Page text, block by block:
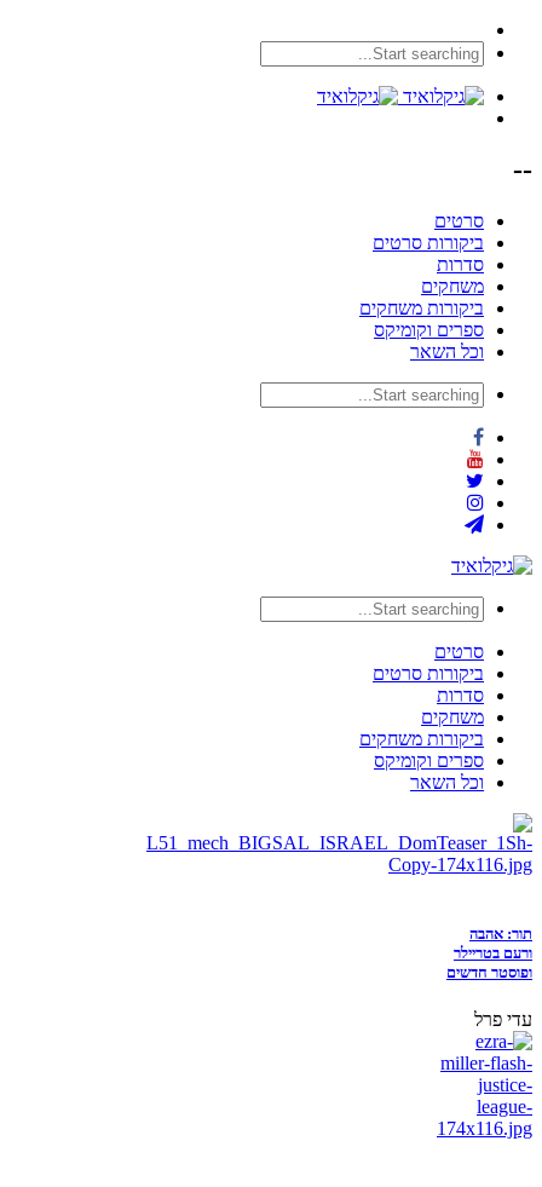
--
סרטים
ביקורות סרטים
סדרות
משחקים
ביקורות משחקים
ספרים וקומיקס
וכל השאר
סרטים
ביקורות סרטים
סדרות
משחקים
ביקורות משחקים
ספרים וקומיקס
וכל השאר
תור: אהבה
ורעם בטריילר
ופוסטר חדשים
עדי פרל